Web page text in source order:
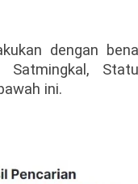
dengan
Satmingkal,
ini.